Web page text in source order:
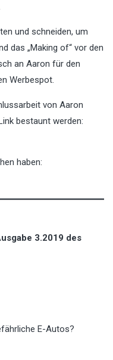
und schneiden, um
das „Making of“ vor den
an Aaron für den
Werbespot.
von Aaron
bestaunt werden:
haben:
3.2019 des
E-Autos?